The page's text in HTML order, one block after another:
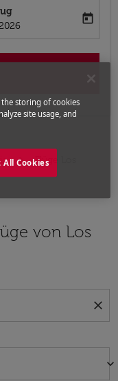
return-date-aria-label
today
Flüge Los
von Los
close
keyboard_arrow_down
the storing of cookies
site usage, and
All Cookies